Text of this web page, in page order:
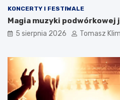
KONCERTY I FESTIWALE
Magia muzyki
5 sierpnia 2026 Tomasz